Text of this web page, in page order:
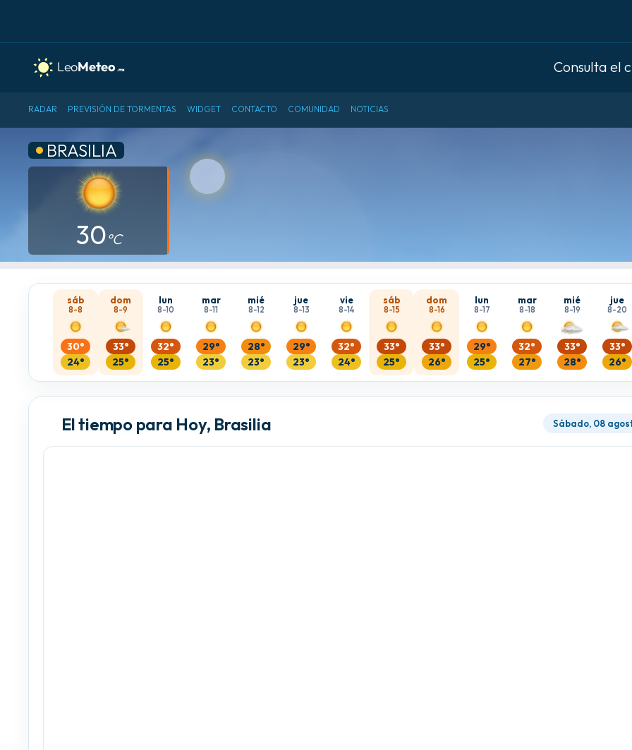
Consulta el
RADAR PREVISIÓN DE TORMENTAS WIDGET CONTACTO COMUNIDAD NOTICIAS
BRASILIA
30°C
sáb
8-8
30°
24°
dom
8-9
33°
25°
lun
8-10
32°
25°
mar
8-11
29°
23°
mié
8-12
28°
23°
jue
8-13
29°
23°
vie
8-14
32°
24°
sáb
8-15
33°
25°
dom
8-16
33°
26°
lun
8-17
29°
25°
mar
8-18
32°
27°
mié
8-19
33°
28°
jue
8-20
33°
26°
El tiempo para Hoy, Brasilia Sábado, 08